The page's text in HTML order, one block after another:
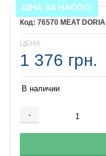
ЦІНА ЗА НАСОС!
76570 MEAT DORIA
ЦЕНА
1 376 грн.
В наличии
-